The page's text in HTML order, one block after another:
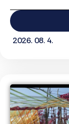
2026. 08. 4.